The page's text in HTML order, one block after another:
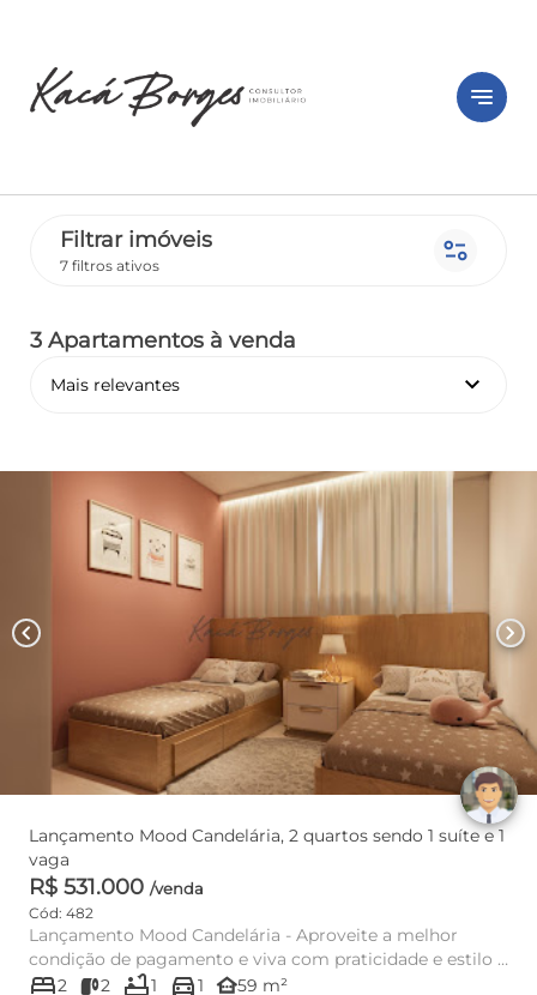
notes
Filtrar imóveis
7 filtros ativos page_info
3 Apartamentos à venda
Mais relevantes keyboard_arrow_down
chevron_left chevron_right
Lançamento Mood Candelária, 2 quartos sendo 1 suíte e 1
vaga
R$ 531.000 /venda
Cód: 482
Lançamento Mood Candelária - Aproveite a melhor
condição de pagamento e viva com praticidade e estilo a
poucos minutos ...
bed2 2 bathtub1 directions_car1 other_houses59 m²